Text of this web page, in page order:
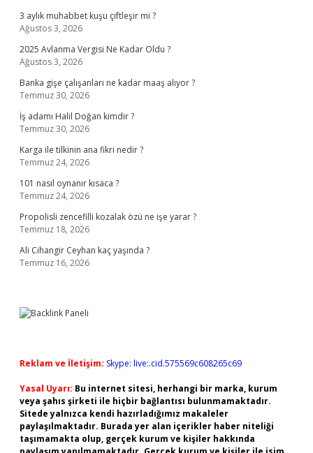
3 aylık muhabbet kuşu çiftleşir mi ?
Ağustos 3, 2026
2025 Avlanma Vergisi Ne Kadar Oldu ?
Ağustos 3, 2026
Banka gişe çalışanları ne kadar maaş alıyor ?
Temmuz 30, 2026
İş adamı Halil Doğan kimdir ?
Temmuz 30, 2026
Karga ile tilkinin ana fikri nedir ?
Temmuz 24, 2026
101 nasıl oynanır kısaca ?
Temmuz 24, 2026
Propolisli zencefilli kozalak özü ne işe yarar ?
Temmuz 18, 2026
Ali Cihangir Ceyhan kaç yaşında ?
Temmuz 16, 2026
Reklam ve İletişim: Skype: live:.cid.575569c608265c69
Yasal Uyarı: Bu internet sitesi, herhangi bir marka, kurum
veya şahıs şirketi ile hiçbir bağlantısı bulunmamaktadır.
Sitede yalnızca kendi hazırladığımız makaleler
paylaşılmaktadır. Burada yer alan içerikler haber niteliği
taşımamakta olup, gerçek kurum ve kişiler hakkında